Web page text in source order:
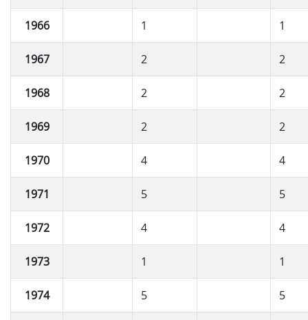
1966 1 1
1967 2 2
1968 2 2
1969 2 2
1970 4 4
1971 5 5
1972 4 4
1973 1 1
1974 5 5